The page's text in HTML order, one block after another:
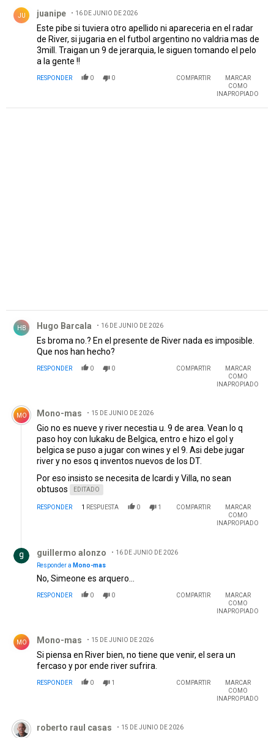
JU juanipe 16 DE JUNIO DE 2026
Este pibe si tuviera otro apellido ni apareceria en el radar
de River, si jugaria en el futbol argentino no valdria mas de
3mill. Traigan un 9 de jerarquia, le siguen tomando el pelo
a la gente !!
RESPONDER 0 0 COMPARTIR
MARCAR
COMO
INAPROPIADO
HB Hugo Barcala 16 DE JUNIO DE 2026
Es broma no.? En el presente de River nada es imposible.
Que nos han hecho?
RESPONDER 0 0 COMPARTIR
MARCAR
COMO
INAPROPIADO
Comentario de Mono-mas.
MO Mono-mas 15 DE JUNIO DE 2026
Gio no es nueve y river necestia u. 9 de area. Vean lo q
paso hoy con lukaku de Belgica, entro e hizo el gol y
belgica se puso a jugar con wines y el 9. Asi debe jugar
river y no esos q inventos nuevos de los DT.
Por eso insisto se necesita de Icardi y Villa, no sean
obtusos
EDITADO
RESPONDER 1 RESPUESTA 0 1 COMPARTIR
MARCAR
COMO
INAPROPIADO
guillermo alonzo
16 DE JUNIO DE 2026
Responder a Mono-mas
No, Simeone es arquero...
RESPONDER 0 0 COMPARTIR
MARCAR
COMO
INAPROPIADO
MO Mono-mas 15 DE JUNIO DE 2026
Si piensa en River bien, no tiene que venir, el sera un
fercaso y por ende river sufrira.
RESPONDER 0 1 COMPARTIR
MARCAR
COMO
INAPROPIADO
Comentario de roberto raul casas.
roberto raul casas 15 DE JUNIO DE 2026